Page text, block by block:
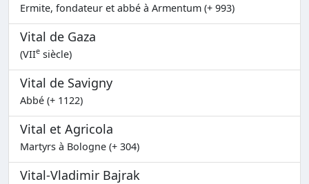
Ermite, fondateur et abbé à Armentum (+ 993)
Vital de Gaza
(VIIe siècle)
Vital de Savigny
Abbé (+ 1122)
Vital et Agricola
Martyrs à Bologne (+ 304)
Vital-Vladimir Bajrak